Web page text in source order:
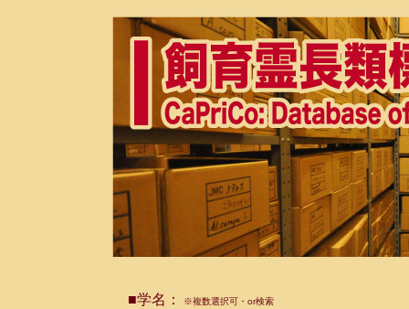
■学名： ※複数選択可・or検索